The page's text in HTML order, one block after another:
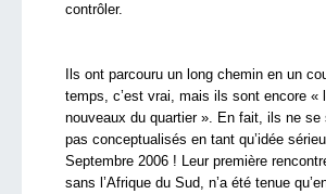
contrôler.
Ils ont parcouru un long chemin en un
temps, c’est vrai, mais ils sont encore «
nouveaux du quartier ». En fait, ils ne se
pas conceptualisés en tant qu’idée
Septembre 2006 ! Leur première
sans l’Afrique du Sud, n’a été tenue